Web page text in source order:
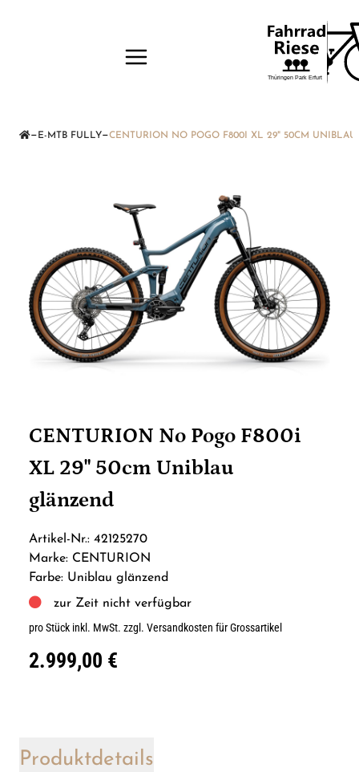
— E-MTB FULLY—CENTURION NO POGO F800I XL 29" 50CM
CENTURION No Pogo F800i
XL 29" 50cm Uniblau
glänzend
Artikel-Nr.: 42125270
Marke: CENTURION
Farbe: Uniblau glänzend
zur Zeit nicht verfügbar
pro Stück inkl. MwSt. zzgl. Versandkosten für Grossartikel
2.999,00 €
Produktdetails